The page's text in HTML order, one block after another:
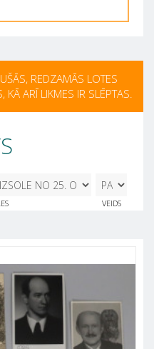
REDZAMĀS LOTES
KĀ ARĪ LIKMES IR SLĒPTAS.
IZSOLE NO 25.
25.10.2024
VEIDS